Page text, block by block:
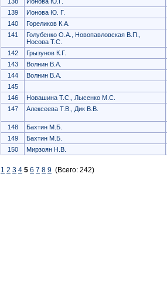
139
Ионова Ю. Г.
140
Гореликов К.А.
141
Голубенко О.А., Новопавловская В.П.,
Носова Т.С.
142 Грызунов К.Г.
143
Волнин В.А.
144
Волнин В.А.
145
146
Новашина Т.С., Лысенко М.С.
147
Алексеева Т.В., Дик В.В.
148
Бахтин М.Б.
149
Бахтин М.Б.
150
Мирзоян Н.В.
1 2 3 4 5 6 7 8 9 (Всего: 242)